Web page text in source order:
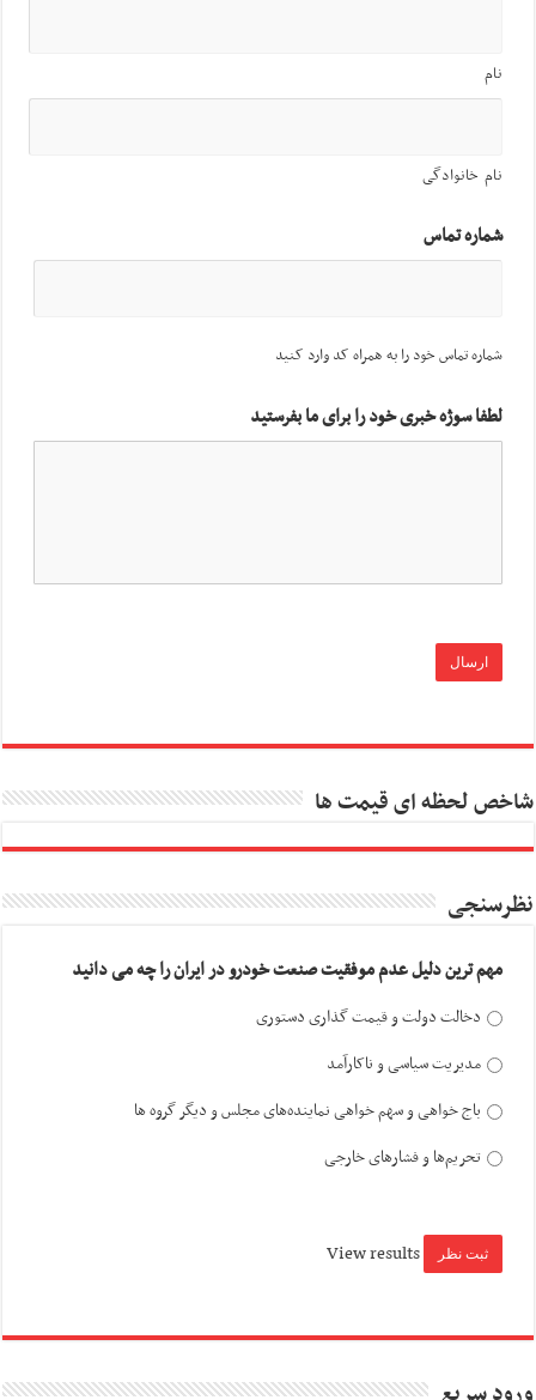
نام
نام خانوادگی
شماره تماس
شماره تماس خود را به همراه کد وارد کنید
لطفا سوژه خبری خود را برای ما بفرستید
شاخص لحظه ای قیمت ها
نظرسنجی
مهم ترین دلیل عدم موفقیت صنعت خودرو در ایران را چه می دانید
دخالت دولت و قیمت گذاری دستوری
مدیریت سیاسی و ناکارآمد
باج خواهی و سهم خواهی نماینده‌های مجلس و دیگر گروه ها
تحریم‌ها و فشارهای خارجی
View results